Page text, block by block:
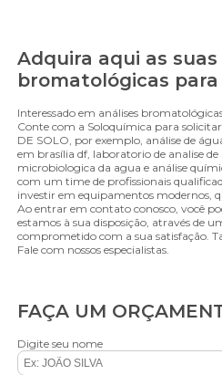
Adquira aqui as suas
bromatológicas para
Interessado em análises
Conte com a Soloquímica para
DE SOLO, por exemplo, análise de
em brasília df, laboratorio de analise
microbiologica da agua e análise
com um time de profissionais
investir em equipamentos modernos,
Ao entrar em contato conosco, você
estamos à sua disposição, através de
comprometido com a sua satisfação.
Fale com nossos especialistas.
FAÇA UM
Digite seu nome